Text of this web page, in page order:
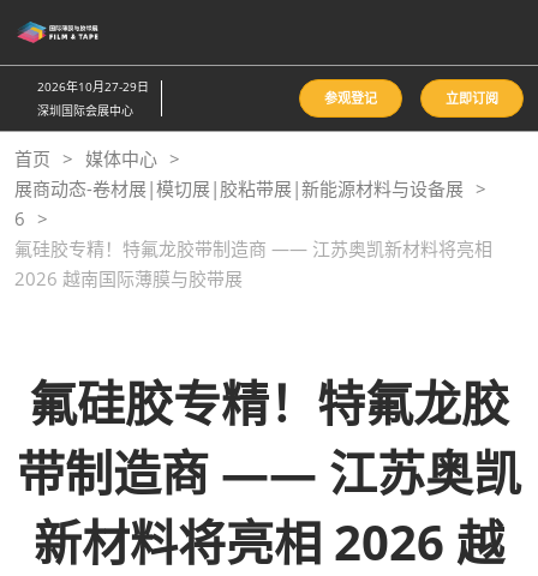
接
跳
至
内
容
2026年10月27-29日
深圳国际会展中心
参观登记 立即订阅
首页
媒体中心
展商动态-卷材展|模切展|胶粘带展|新能源材料与设备展
6
氟硅胶专精！特氟龙胶带制造商 —— 江苏奥凯新材料将亮相
2026 越南国际薄膜与胶带展
氟硅胶专精！特氟龙胶
带制造商 —— 江苏奥凯
新材料将亮相 2026 越